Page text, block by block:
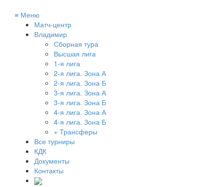
≡ Меню
Матч-центр
Владимир
Сборная тура
Высшая лига
1-я лига
2-я лига. Зона А
2-я лига. Зона Б
3-я лига. Зона А
3-я лига. Зона Б
4-я лига. Зона А
4-я лига. Зона Б
+ Трансферы
Все турниры
КДК
Документы
Контакты